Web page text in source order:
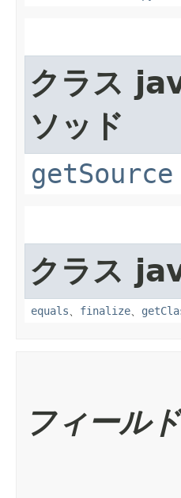
クラス
ソッド
getSource
クラス
equals、 finalize、
フィール